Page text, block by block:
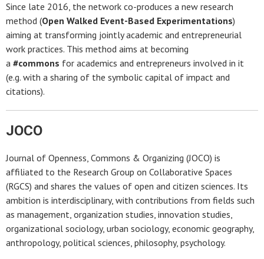
Since late 2016, the network co-produces a new research
method (Open Walked Event-Based Experimentations)
aiming at transforming jointly academic and entrepreneurial
work practices. This method aims at becoming
a #commons for academics and entrepreneurs involved in it
(e.g. with a sharing of the symbolic capital of impact and
citations).
JOCO
Journal of Openness, Commons & Organizing (JOCO) is
affiliated to the Research Group on Collaborative Spaces
(RGCS) and shares the values of open and citizen sciences. Its
ambition is interdisciplinary, with contributions from fields such
as management, organization studies, innovation studies,
organizational sociology, urban sociology, economic geography,
anthropology, political sciences, philosophy, psychology.